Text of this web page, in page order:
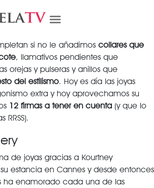
si no le añadimos collares que
, llamativos pendientes que
orejas y pulseras y anillos que
del estilismo. Hoy es día las joyas
extra y hoy aprovechamos su
12 firmas a tener en cuenta (y que lo
de joyas gracias a Kourtney
estancia en Cannes y desde entonces
ha enamorado cada una de las